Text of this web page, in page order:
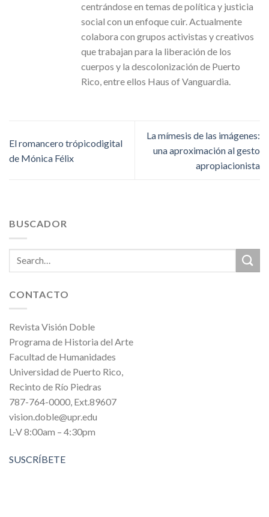
centrándose en temas de política y justicia
social con un enfoque cuir. Actualmente
colabora con grupos activistas y creativos
que trabajan para la liberación de los
cuerpos y la descolonización de Puerto
Rico, entre ellos Haus of Vanguardia.
El romancero trópicodigital
de Mónica Félix
La mímesis de las imágenes:
una aproximación al gesto
apropiacionista
BUSCADOR
CONTACTO
Revista Visión Doble
Programa de Historia del Arte
Facultad de Humanidades
Universidad de Puerto Rico,
Recinto de Río Piedras
787-764-0000, Ext.89607
vision.doble@upr.edu
L-V 8:00am – 4:30pm
SUSCRÍBETE